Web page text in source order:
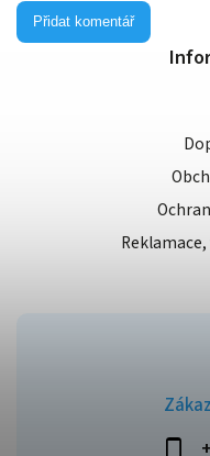
Přidat komentář